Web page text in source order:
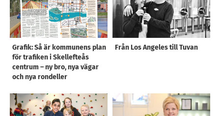
Grafik: Så är kommunens plan
för trafiken i Skellefteås
centrum – ny bro, nya vägar
och nya rondeller
Från Los Angeles till Tuvan